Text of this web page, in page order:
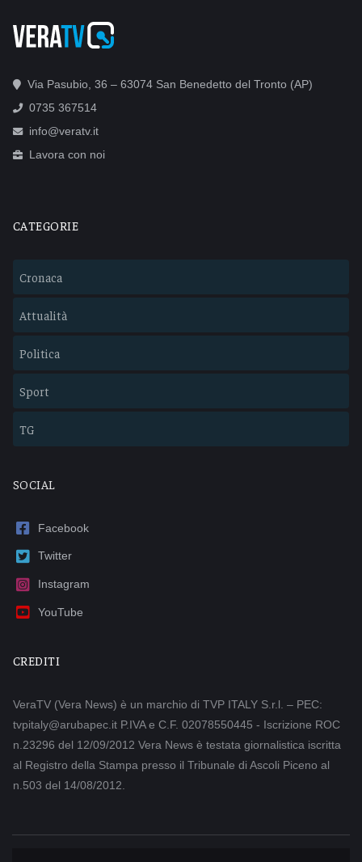
Via Pasubio, 36 – 63074 San Benedetto del Tronto (AP)
0735 367514
info@veratv.it
Lavora con noi
CATEGORIE
Cronaca
Attualità
Politica
Sport
TG
SOCIAL
Facebook
Twitter
Instagram
YouTube
CREDITI
VeraTV (Vera News) è un marchio di TVP ITALY S.r.l. – PEC:
tvpitaly@arubapec.it P.IVA e C.F. 02078550445 - Iscrizione ROC
n.23296 del 12/09/2012 Vera News è testata giornalistica iscritta
al Registro della Stampa presso il Tribunale di Ascoli Piceno al
n.503 del 14/08/2012.